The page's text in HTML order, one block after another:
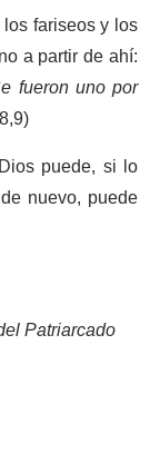
fariseos y los
a partir de ahí:
fueron uno por
puede, si lo
nuevo, puede
Patriarcado